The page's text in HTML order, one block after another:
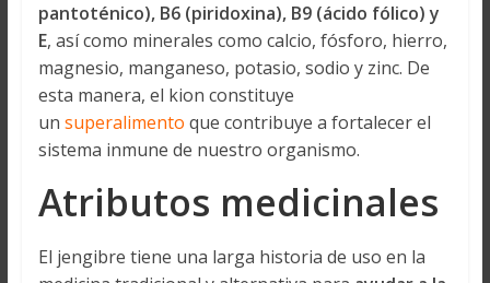
pantoténico), B6 (piridoxina), B9 (ácido fólico) y
E, así como minerales como calcio, fósforo, hierro,
magnesio, manganeso, potasio, sodio y zinc. De
esta manera, el kion constituye
un superalimento que contribuye a fortalecer el
sistema inmune de nuestro organismo.
Atributos medicinales
El jengibre tiene una larga historia de uso en la